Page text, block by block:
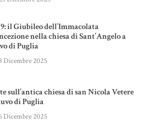
il Giubileo dell’Immacolata
nella chiesa di Sant’Angelo a
di Puglia
Dicembre 2025
sull’antica chiesa di san Nicola Vetere
di Puglia
Dicembre 2025